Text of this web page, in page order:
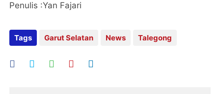
Penulis :Yan Fajari
Tags Garut Selatan News Talegong